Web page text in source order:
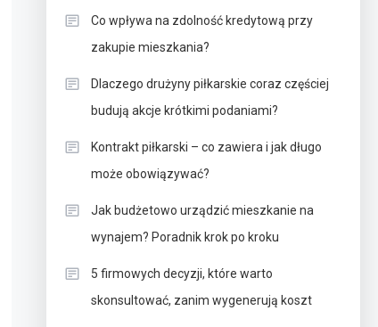
Co wpływa na zdolność kredytową przy
zakupie mieszkania?
Dlaczego drużyny piłkarskie coraz częściej
budują akcje krótkimi podaniami?
Kontrakt piłkarski – co zawiera i jak długo
może obowiązywać?
Jak budżetowo urządzić mieszkanie na
wynajem? Poradnik krok po kroku
5 firmowych decyzji, które warto
skonsultować, zanim wygenerują koszt